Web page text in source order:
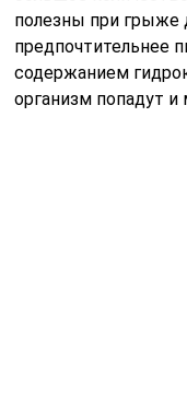
Полезные
Для
хондроитин –
глюкозаминов. Его
стояние